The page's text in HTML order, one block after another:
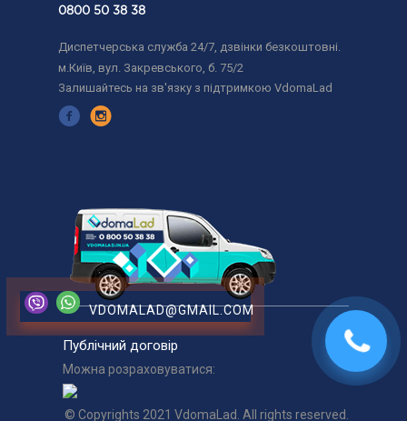
0800 50 38 38
Диспетчерська служба 24/7, дзвінки безкоштовні.
м.Київ, вул. Закревського, б. 75/2
Залишайтесь на зв'язку з підтримкою VdomaLad
VDOMALAD@GMAIL.COM
Публічний договір
Можна розраховуватися:
© Copyrights 2021 VdomaLad. All rights reserved.